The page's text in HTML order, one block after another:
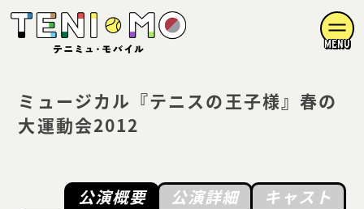
MENU
ミュージカル『テニスの王子様』春の
大運動会2012
公演概要 公演詳細 キャスト